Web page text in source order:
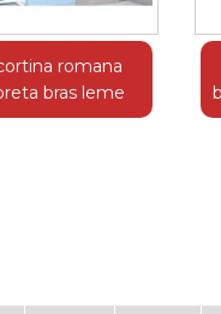
romana
bras leme